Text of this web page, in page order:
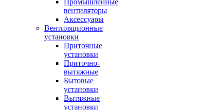
Промышленные
вентиляторы
Аксессуары
Вентиляционные
установки
Приточные
установки
Приточно-
вытяжные
Бытовые
установки
Вытяжные
установки